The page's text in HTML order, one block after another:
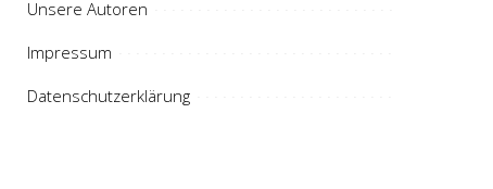
Unsere Autoren
Impressum
Datenschutzerklärung